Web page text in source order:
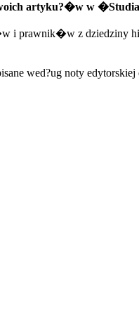
artyku?�w w
prawnik�w z dziedziny
wed?ug noty